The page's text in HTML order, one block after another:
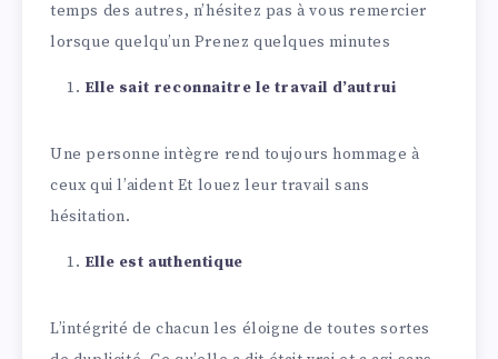
temps des autres, n’hésitez pas à vous remercier
lorsque quelqu’un Prenez quelques minutes
Elle sait reconnaitre le travail d’autrui
Une personne intègre rend toujours hommage à
ceux qui l’aident Et louez leur travail sans
hésitation.
Elle est authentique
L’intégrité de chacun les éloigne de toutes sortes